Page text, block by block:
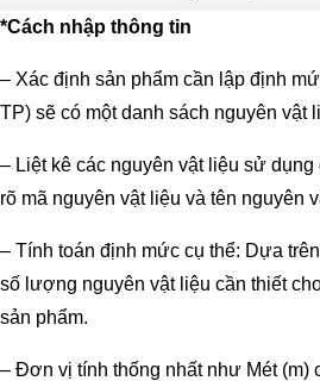
*Cách nhập thông tin
– Xác định sản phẩm cần lập định
TP) sẽ có một danh sách nguyên vật
– Liệt kê các nguyên vật liệu sử
rõ mã nguyên vật liệu và tên nguyên
– Tính toán định mức cụ thể: Dựa
số lượng nguyên vật liệu cần thiết
sản phẩm.
– Đơn vị tính thống nhất như Mét (m)